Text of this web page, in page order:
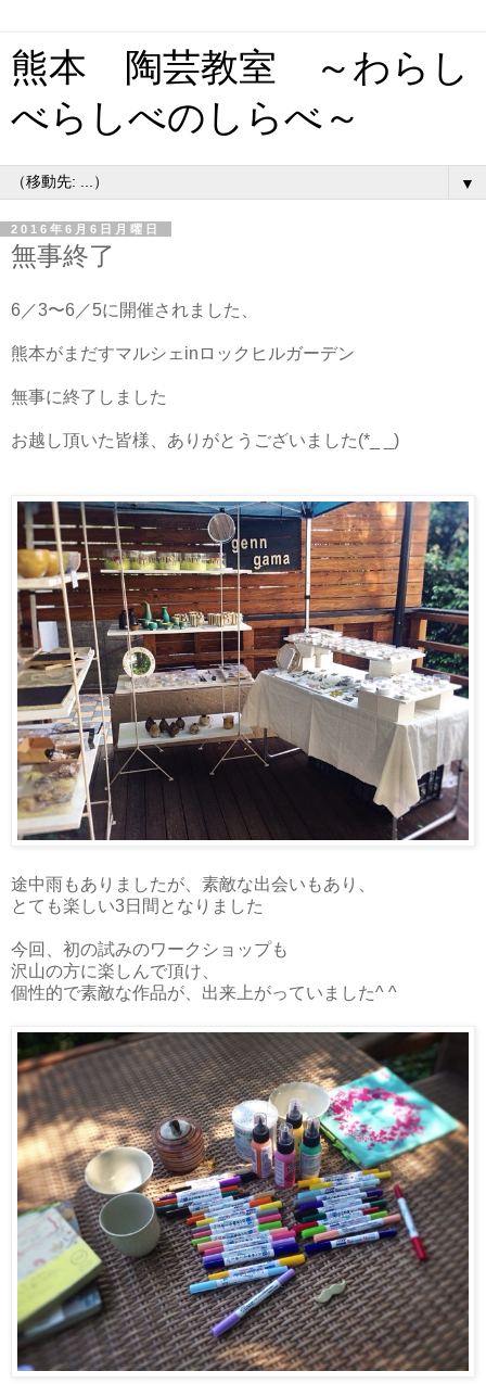
熊本 陶芸教室 ～わらし
べらしべのしらべ～
▼
2016年6月6日月曜日
無事終了
6／3〜6／5に開催されました、
熊本がまだすマルシェinロックヒルガーデン
無事に終了しました
お越し頂いた皆様、ありがとうございました(*_ _)
途中雨もありましたが、素敵な出会いもあり、
とても楽しい3日間となりました
今回、初の試みのワークショップも
沢山の方に楽しんで頂け、
個性的で素敵な作品が、出来上がっていました^ ^